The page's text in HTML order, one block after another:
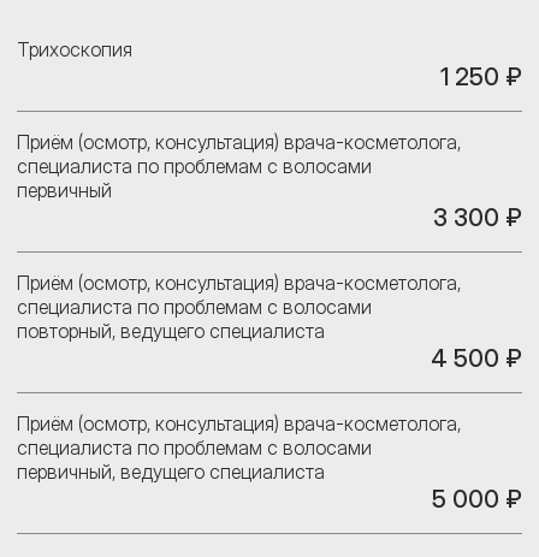
Трихоскопия
1 250 ₽
Приём (осмотр, консультация) врача-косметолога,
специалиста по проблемам с волосами
первичный
3 300 ₽
Приём (осмотр, консультация) врача-косметолога,
специалиста по проблемам с волосами
повторный, ведущего специалиста
4 500 ₽
Приём (осмотр, консультация) врача-косметолога,
специалиста по проблемам с волосами
первичный, ведущего специалиста
5 000 ₽